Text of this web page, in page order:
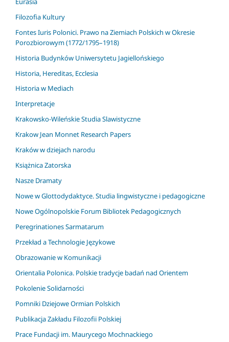
Filozofia Kultury
Fontes Iuris Polonici. Prawo na Ziemiach Polskich w Okresie
Porozbiorowym (1772/1795–1918)
Historia Budynków Uniwersytetu Jagiellońskiego
Historia, Hereditas, Ecclesia
Historia w Mediach
Interpretacje
Krakowsko-Wileńskie Studia Slawistyczne
Krakow Jean Monnet Research Papers
Kraków w dziejach narodu
Książnica Zatorska
Nasze Dramaty
Nowe w Glottodydaktyce. Studia lingwistyczne i pedagogiczne
Nowe Ogólnopolskie Forum Bibliotek Pedagogicznych
Peregrinationes Sarmatarum
Przekład a Technologie Językowe
Obrazowanie w Komunikacji
Orientalia Polonica. Polskie tradycje badań nad Orientem
Pokolenie Solidarności
Pomniki Dziejowe Ormian Polskich
Publikacja Zakładu Filozofii Polskiej
Prace Fundacji im. Maurycego Mochnackiego